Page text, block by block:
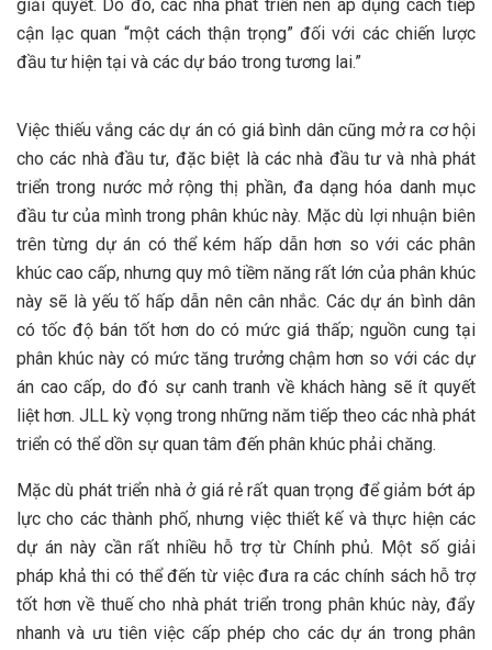
giải quyết. Do đó, các nhà phát triển nên áp dụng cách tiếp
cận lạc quan “một cách thận trọng” đối với các chiến lược
đầu tư hiện tại và các dự báo trong tương lai.”
Việc thiếu vắng các dự án có giá bình dân cũng mở ra cơ hội
cho các nhà đầu tư, đặc biệt là các nhà đầu tư và nhà phát
triển trong nước mở rộng thị phần, đa dạng hóa danh mục
đầu tư của mình trong phân khúc này. Mặc dù lợi nhuận biên
trên từng dự án có thể kém hấp dẫn hơn so với các phân
khúc cao cấp, nhưng quy mô tiềm năng rất lớn của phân khúc
này sẽ là yếu tố hấp dẫn nên cân nhắc. Các dự án bình dân
có tốc độ bán tốt hơn do có mức giá thấp; nguồn cung tại
phân khúc này có mức tăng trưởng chậm hơn so với các dự
án cao cấp, do đó sự canh tranh về khách hàng sẽ ít quyết
liệt hơn. JLL kỳ vọng trong những năm tiếp theo các nhà phát
triển có thể dồn sự quan tâm đến phân khúc phải chăng.
Mặc dù phát triển nhà ở giá rẻ rất quan trọng để giảm bớt áp
lực cho các thành phố, nhưng việc thiết kế và thực hiện các
dự án này cần rất nhiều hỗ trợ từ Chính phủ. Một số giải
pháp khả thi có thể đến từ việc đưa ra các chính sách hỗ trợ
tốt hơn về thuế cho nhà phát triển trong phân khúc này, đẩy
nhanh và ưu tiên việc cấp phép cho các dự án trong phân